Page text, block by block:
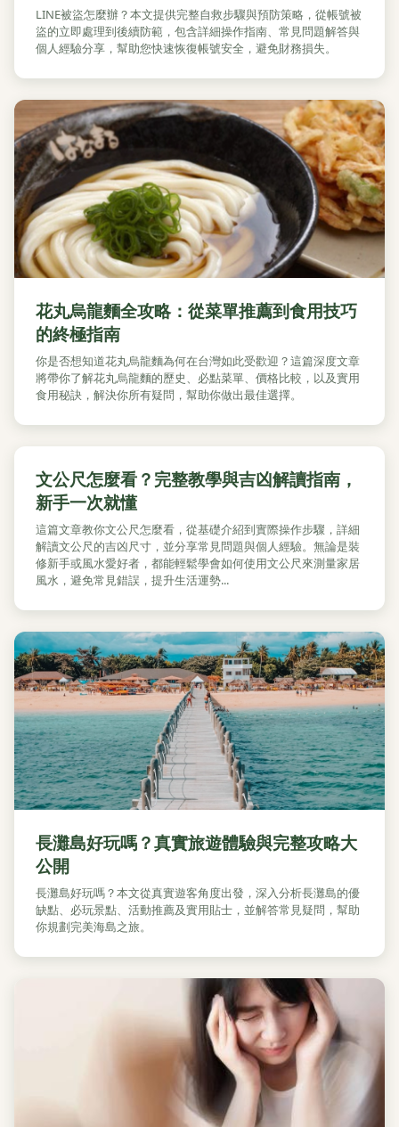
LINE被盜怎麼辦？本文提供完整自救步驟與預防策略，從帳號被
盜的立即處理到後續防範，包含詳細操作指南、常見問題解答與
個人經驗分享，幫助您快速恢復帳號安全，避免財務損失。
花丸烏龍麵全攻略：從菜單推薦到食用技巧
的終極指南
你是否想知道花丸烏龍麵為何在台灣如此受歡迎？這篇深度文章
將帶你了解花丸烏龍麵的歷史、必點菜單、價格比較，以及實用
食用秘訣，解決你所有疑問，幫助你做出最佳選擇。
文公尺怎麼看？完整教學與吉凶解讀指南，
新手一次就懂
這篇文章教你文公尺怎麼看，從基礎介紹到實際操作步驟，詳細
解讀文公尺的吉凶尺寸，並分享常見問題與個人經驗。無論是裝
修新手或風水愛好者，都能輕鬆學會如何使用文公尺來測量家居
風水，避免常見錯誤，提升生活運勢...
長灘島好玩嗎？真實旅遊體驗與完整攻略大
公開
長灘島好玩嗎？本文從真實遊客角度出發，深入分析長灘島的優
缺點、必玩景點、活動推薦及實用貼士，並解答常見疑問，幫助
你規劃完美海島之旅。